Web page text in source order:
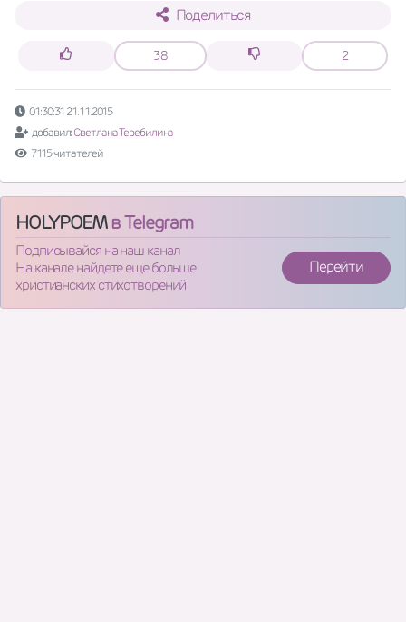
Поделиться
38 2
01:30:31 21.11.2015
добавил: Светлана Теребилина
7115 читателей
HOLYPOEMв Telegram
Подписывайся на наш канал
На канале найдете еще больше
христианских стихотворений
Перейти